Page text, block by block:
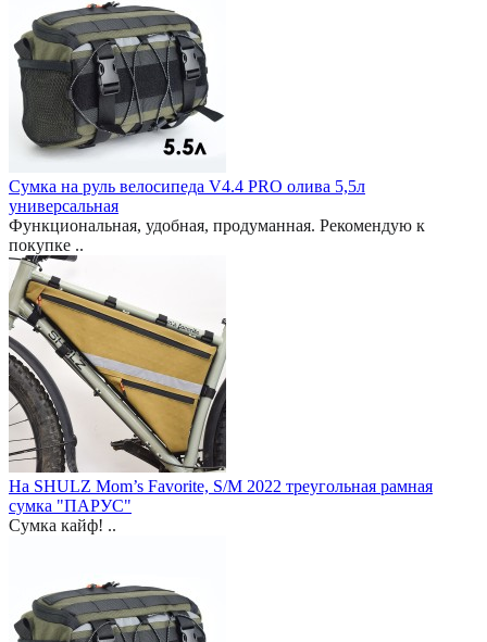
Сумка на руль велосипеда V4.4 PRO олива 5,5л
универсальная
Функциональная, удобная, продуманная. Рекомендую к
покупке ..
На SHULZ Mom’s Favorite, S/M 2022 треугольная рамная
сумка "ПАРУС"
Сумка кайф! ..